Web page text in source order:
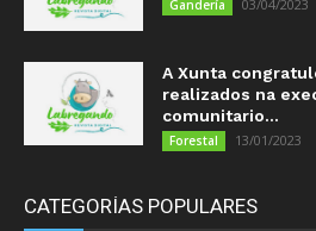
Gandería 03/04/2023
A Xunta
realizados na
comunitario...
Forestal 13/01/2023
CATEGORÍAS POPULARES